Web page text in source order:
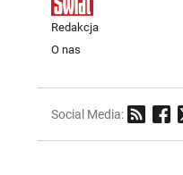
Redakcja
O nas
Social Media: